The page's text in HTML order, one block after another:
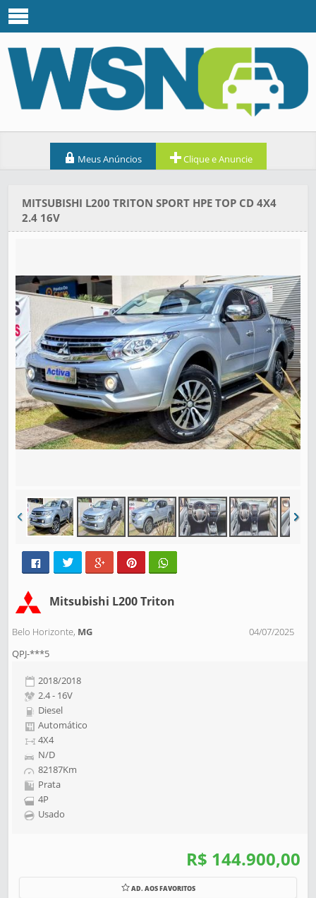
Meus Anúncios Clique e Anuncie
MITSUBISHI L200 TRITON SPORT HPE TOP CD 4X4
2.4 16V
Mitsubishi L200 Triton
Belo Horizonte, MG
04/07/2025
QPJ-***5
2018/2018
2.4 - 16V
Diesel
Automático
4X4
N/D
82187Km
Prata
4P
Usado
R$ 144.900,00
AD. AOS FAVORITOS